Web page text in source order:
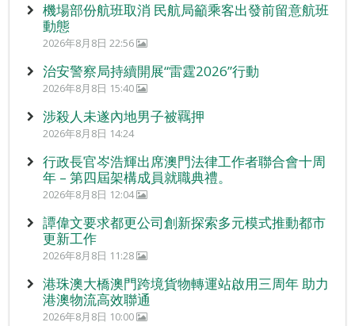
機場部份航班取消 民航局籲乘客出發前留意航班
動態
2026年8月8日 22:56
治安警察局持續開展“雷霆2026”行動
2026年8月8日 15:40
涉殺人未遂內地男子被羈押
2026年8月8日 14:24
行政長官岑浩輝出席澳門法律工作者聯合會十周
年 – 第四屆架構成員就職典禮。
2026年8月8日 12:04
譚偉文要求都更公司創新探索多元模式推動都市
更新工作
2026年8月8日 11:28
港珠澳大橋澳門跨境貨物轉運站啟用三周年 助力
港澳物流高效聯通
2026年8月8日 10:00